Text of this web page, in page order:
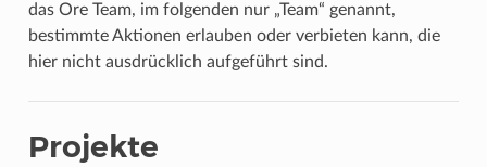
das Ore Team, im folgenden nur „Team“ genannt,
bestimmte Aktionen erlauben oder verbieten kann, die
hier nicht ausdrücklich aufgeführt sind.
Projekte